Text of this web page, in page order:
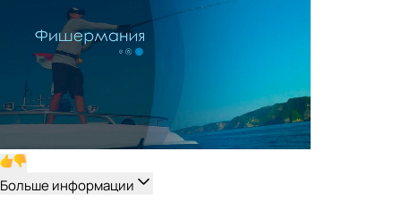
Больше информации